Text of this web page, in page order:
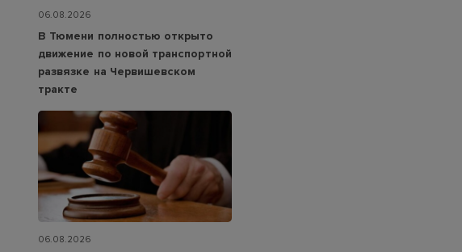
06.08.2026
В Тюмени полностью открыто
движение по новой транспортной
развязке на Червишевском
тракте
06.08.2026